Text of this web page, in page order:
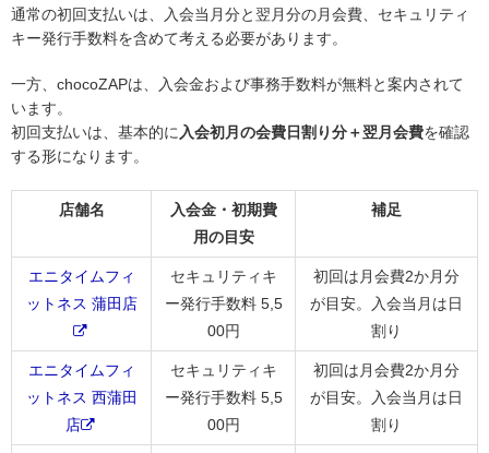
通常の初回支払いは、入会当月分と翌月分の月会費、セキュリティ
キー発行手数料を含めて考える必要があります。
一方、chocoZAPは、入会金および事務手数料が無料と案内されて
います。
初回支払いは、基本的に 入会初月の会費日割り分＋翌月会費を確認
する形になります。
店舗名
入会金・初期費
用の目安
補足
エニタイムフィ
ットネス 蒲田店
セキュリティキ
ー発行手数料 5,5
00円
初回は月会費2か月分
が目安。入会当月は日
割り
エニタイムフィ
ットネス 西蒲田
店
セキュリティキ
ー発行手数料 5,5
00円
初回は月会費2か月分
が目安。入会当月は日
割り